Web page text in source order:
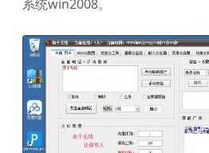
系统win2008。